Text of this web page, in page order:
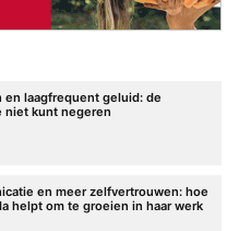
en laagfrequent geluid: de
niet kunt negeren
en meer zelfvertrouwen: hoe
helpt om te groeien in haar werk